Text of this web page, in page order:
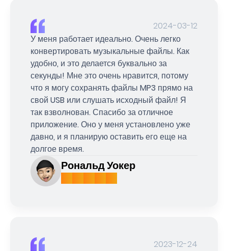
2024-03-12
У меня работает идеально. Очень легко
конвертировать музыкальные файлы. Как
удобно, и это делается буквально за
секунды! Мне это очень нравится, потому
что я могу сохранять файлы MP3 прямо на
свой USB или слушать исходный файл! Я
так взволнован. Спасибо за отличное
приложение. Оно у меня установлено уже
давно, и я планирую оставить его еще на
долгое время.
Рональд Уокер
2023-12-24